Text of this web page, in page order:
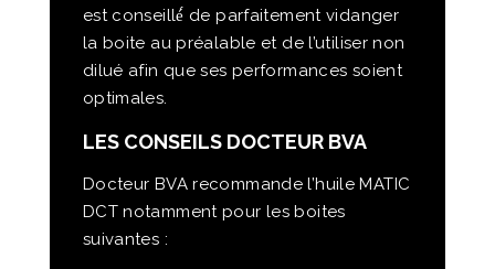
est conseillé́ de parfaitement vidanger
la boite au préalable et de l’utiliser non
dilué afin que ses performances soient
optimales.
LES CONSEILS DOCTEUR BVA
Docteur BVA recommande l’huile MATIC
DCT notamment pour les boites
suivantes :